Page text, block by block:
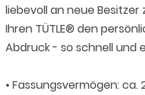
liebevoll an neue Besitzer
Ihren TÜTLE® den
Abdruck - so schnell und
• Fassungsvermögen: ca.